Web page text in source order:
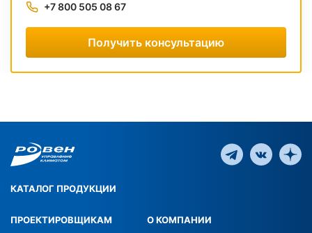
+7 800 505 08 67
Получить консультацию
КАТАЛОГ ПРОДУКЦИИ
ПРОЕКТИРОВЩИКАМ О КОМПАНИИ